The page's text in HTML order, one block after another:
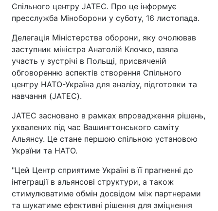
Спільного центру JATEC. Про це інформує
пресслужба Міноборони у суботу, 16 листопада.
Делегація Міністерства оборони, яку очолював
заступник міністра Анатолій Клочко, взяла
участь у зустрічі в Польщі, присвяченій
обговоренню аспектів створення Спільного
центру НАТО-Україна для аналізу, підготовки та
навчання (JATEC).
JATEC засновано в рамках впровадження рішень,
ухвалених під час Вашингтонського саміту
Альянсу. Це стане першою спільною установою
України та НАТО.
"Цей Центр сприятиме Україні в її прагненні до
інтеграції в альянсові структури, а також
стимулюватиме обмін досвідом між партнерами
та шукатиме ефективні рішення для зміцнення